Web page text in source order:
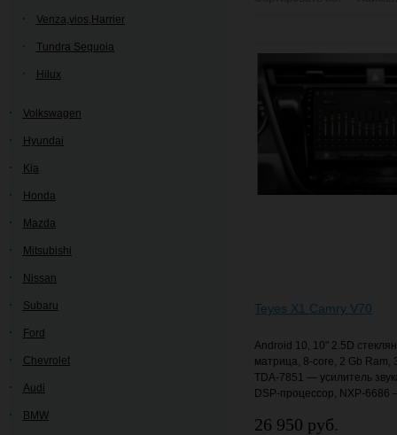
Venza,vios,Harrier
Tundra Sequoia
Hilux
Volkswagen
Hyundai
Kia
Honda
Mazda
Mitsubishi
Nissan
Subaru
Ford
Chevrolet
Audi
BMW
Teyes X1 Camry V70
Android 10, 10" 2.5D
матрица, 8-core, 2 Gb Ram,
TDA-7851 — усилитель
DSP-процессор, NXP-6686
26 950 руб.